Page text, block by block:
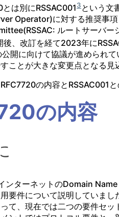
は別にRSSAC0013という文
Operator)に対する推奨事
ルートサーバー
後、改訂を経て2023年に
開に向けて協議が進められ
ことが大きな変更点となる見
の内容とRSSAC001
の内容
ンターネットのDomain
要件について説明していま
て、現在では二つの要件セ